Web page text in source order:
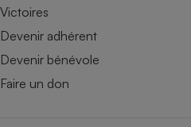
Victoires
Devenir adhérent
Devenir bénévole
Faire un don